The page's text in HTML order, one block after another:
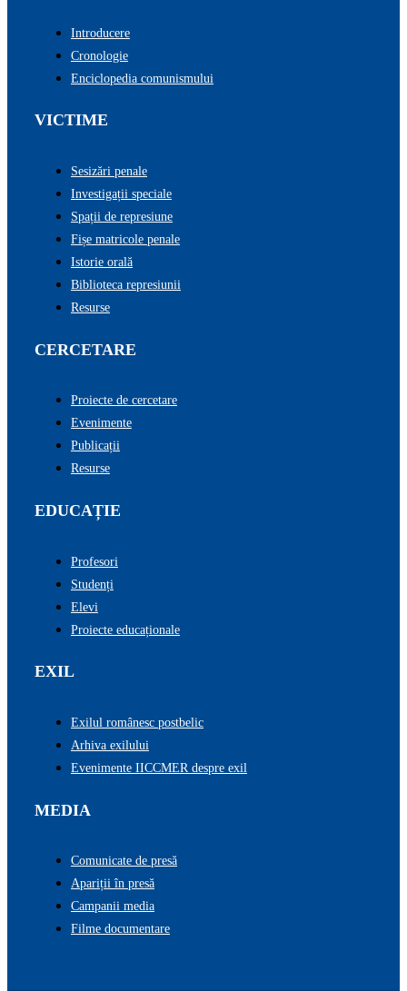
Introducere
Cronologie
Enciclopedia comunismului
VICTIME
Sesizări penale
Investigații speciale
Spații de represiune
Fișe matricole penale
Istorie orală
Biblioteca represiunii
Resurse
CERCETARE
Proiecte de cercetare
Evenimente
Publicații
Resurse
EDUCAȚIE
Profesori
Studenți
Elevi
Proiecte educaționale
EXIL
Exilul românesc postbelic
Arhiva exilului
Evenimente IICCMER despre exil
MEDIA
Comunicate de presă
Apariții în presă
Campanii media
Filme documentare